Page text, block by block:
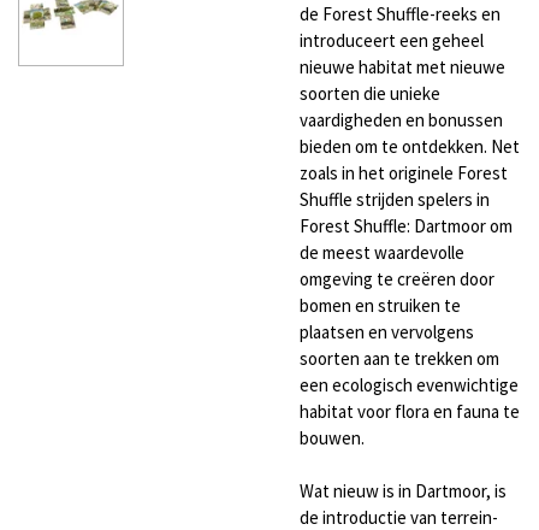
de Forest Shuffle-reeks en
introduceert een geheel
nieuwe habitat met nieuwe
soorten die unieke
vaardigheden en bonussen
bieden om te ontdekken. Net
zoals in het originele Forest
Shuffle strijden spelers in
Forest Shuffle: Dartmoor om
de meest waardevolle
omgeving te creëren door
bomen en struiken te
plaatsen en vervolgens
soorten aan te trekken om
een ecologisch evenwichtige
habitat voor flora en fauna te
bouwen.
Wat nieuw is in Dartmoor, is
de introductie van terrein-